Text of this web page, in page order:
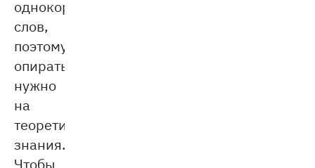
однокоренных
слов,
поэтому
опираться
нужно
на
теоретические
знания.
Чтобы